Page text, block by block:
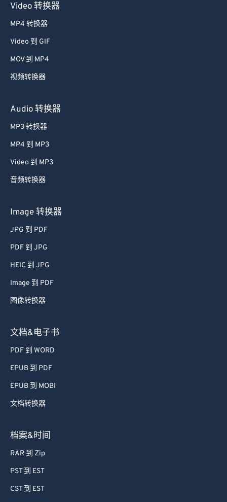
Video 转换器
MP4 转换器
Video 到 GIF
MOV 到 MP4
视频转换器
Audio 转换器
MP3 转换器
MP4 到 MP3
Video 到 MP3
音频转换器
Image 转换器
JPG 到 PDF
PDF 到 JPG
HEIC 到 JPG
Image 到 PDF
图像转换器
文档&电子书
PDF 到 WORD
EPUB 到 PDF
EPUB 到 MOBI
文档转换器
档案&时间
RAR 到 Zip
PST 到 EST
CST 到 EST